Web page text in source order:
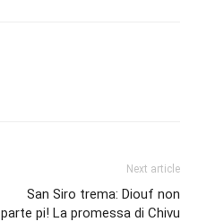
Next article
San Siro trema: Diouf non
parte pi! La promessa di Chivu